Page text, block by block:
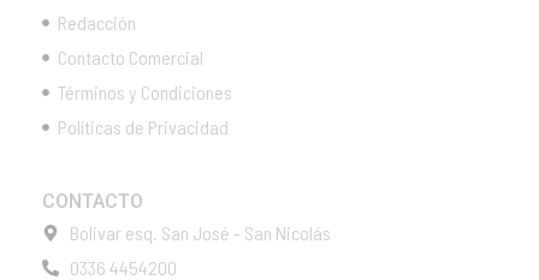
Redacción
Contacto Comercial
Términos y Condiciones
Políticas de Privacidad
CONTACTO
Bolivar esq. San José - San Nicolás
0336 4454200